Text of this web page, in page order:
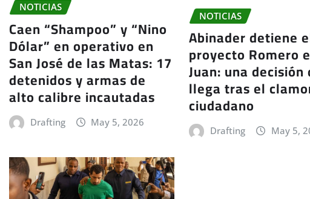
NOTICIAS
Caen “Shampoo” y “Nino
Dólar” en operativo en
San José de las Matas: 17
detenidos y armas de
alto calibre incautadas
Drafting May 5, 2026
NOTICIAS
Abinader detiene
proyecto Romero
Juan: una decisión
llega tras el
ciudadano
Drafting May 5,